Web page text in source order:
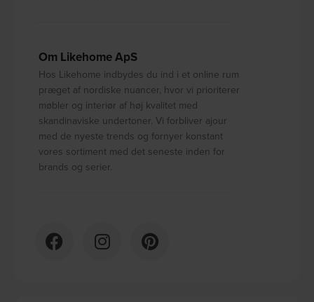
Om Likehome ApS
Hos Likehome indbydes du ind i et online rum
præget af nordiske nuancer, hvor vi prioriterer
møbler og interiør af høj kvalitet med
skandinaviske undertoner. Vi forbliver ajour
med de nyeste trends og fornyer konstant
vores sortiment med det seneste inden for
brands og serier.